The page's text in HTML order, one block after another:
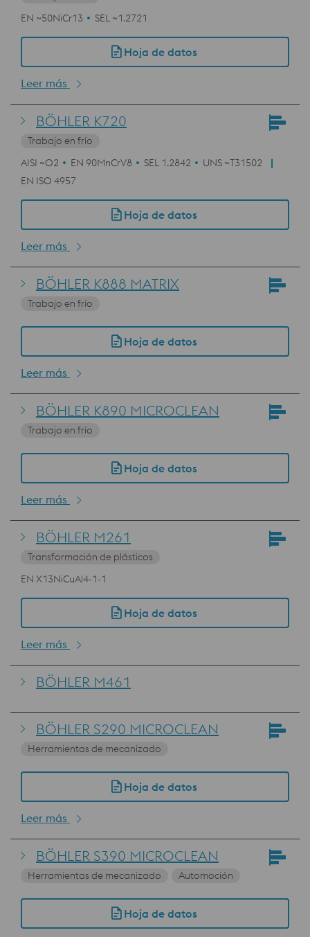
EN ~50NiCr13
SEL ~1.2721
Hoja de datos
Leer más
BÖHLER K720
Trabajo en frío
AISI ~O2
EN 90MnCrV8 SEL 1.2842
UNS ~T31502
EN ISO 4957
Hoja de datos
Leer más
BÖHLER K888 MATRIX
Trabajo en frío
Hoja de datos
Leer más
BÖHLER K890 MICROCLEAN
Trabajo en frío
Hoja de datos
Leer más
BÖHLER M261
Transformación de plásticos
EN X13NiCuAl4-1-1
Hoja de datos
Leer más
BÖHLER M461
BÖHLER S290 MICROCLEAN
Herramientas de mecanizado
Hoja de datos
Leer más
BÖHLER S390 MICROCLEAN
Herramientas de mecanizado Automoción
Hoja de datos